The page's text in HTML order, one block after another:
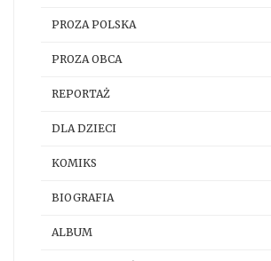
PROZA POLSKA
PROZA OBCA
REPORTAŻ
DLA DZIECI
KOMIKS
BIOGRAFIA
ALBUM